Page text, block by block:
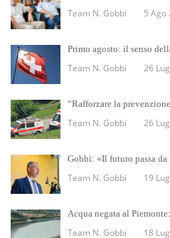
Team N. Gobbi 5 Ago
Primo agosto: il senso
Team N. Gobbi 26
“Rafforzare la
Team N. Gobbi 26
Gobbi: «Il futuro passa da
Team N. Gobbi 19
Acqua negata al
Team N. Gobbi 18